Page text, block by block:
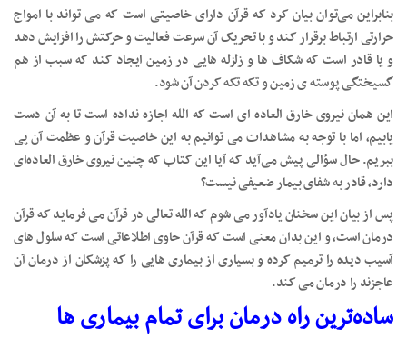
بنابراین می‌توان بیان کرد که قرآن دارای خاصیتی است که می تواند با امواج
حرارتی ارتباط برقرار کند و با تحریک آن سرعت فعالیت و حرکتش را افزایش دهد
و یا قادر است که شکاف ها و زلزله هایی در زمین ایجاد کند که سبب از هم
گسیختگی پوسته ی زمین و تکه تکه کردن آن شود.
این همان نیروی خارق العاده ای است که الله اجازه نداده است تا به آن دست
یابیم، اما با توجه به مشاهدات می توانیم به این خاصیت قرآن و عظمت آن پی
ببریم. حال سؤالی پیش می‌آید که آیا این کتاب که چنین نیروی خارق العاده‌ای
دارد، قادر به شفای بیمار ضعیفی نیست؟
پس از بیان این سخنان یادآور می شوم که الله تعالی در قرآن می فرماید که قرآن
درمان است، و این بدان معنی است که قرآن حاوی اطلاعاتی است که سلول های
آسیب دیده را ترمیم کرده و بسیاری از بیماری هایی را که پزشکان از درمان آن
عاجزند را درمان می کند.
ساده‌ترین راه درمان برای تمام بیماری ها